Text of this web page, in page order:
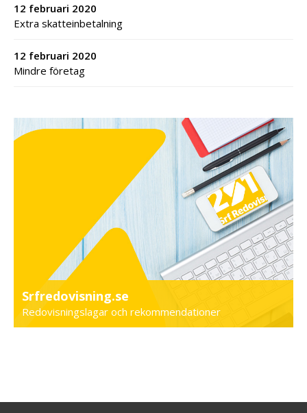
12 februari 2020
Extra skatteinbetalning
12 februari 2020
Mindre företag
Srfredovisning.se
Redovisningslagar och rekommendationer